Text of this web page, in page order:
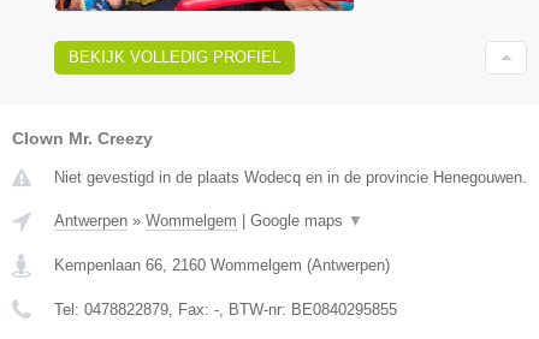
BEKIJK VOLLEDIG PROFIEL
Clown Mr. Creezy
Niet gevestigd in de plaats Wodecq en in de provincie Henegouwen.
Antwerpen » Wommelgem Google maps ▼
Kempenlaan 66, 2160 Wommelgem (Antwerpen)
Tel: 0478822879, Fax: -, BTW-nr: BE0840295855